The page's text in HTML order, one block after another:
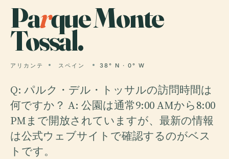
Parque Monte
Tossal.
アリカンテ スペイン 38° N · 0° W
Q: パルク・デル・トッサルの訪問時間は
何ですか？ A: 公園は通常9:00 AMから8:00
PMまで開放されていますが、最新の情報
は公式ウェブサイトで確認するのがベス
トです。